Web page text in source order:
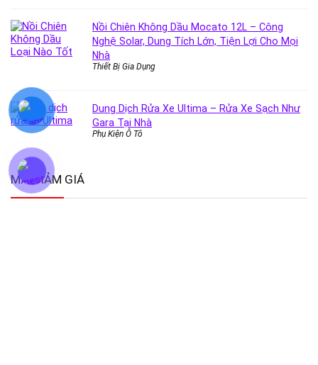
Nồi Chiên Không Dầu Mocato 12L – Công
Nghệ Solar, Dung Tích Lớn, Tiện Lợi Cho Mọi
Nhà
Thiết Bị Gia Dụng
Dung Dịch Rửa Xe Ultima – Rửa Xe Sạch Như
Gara Tại Nhà
Phụ Kiện Ô Tô
MÃ GIẢM GIÁ